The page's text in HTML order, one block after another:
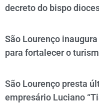
decreto do bispo
São Lourenço
para fortalecer o
São Lourenço presta
empresário Luciano